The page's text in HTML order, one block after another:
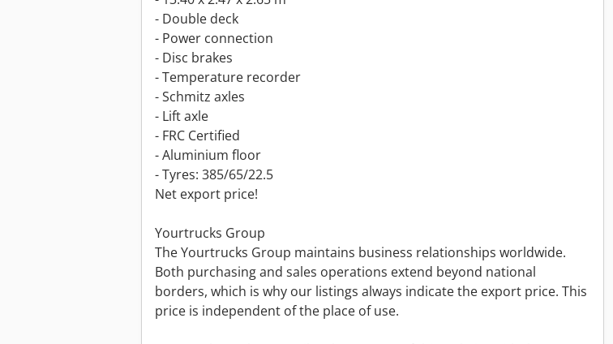
- Double deck
- Power connection
- Disc brakes
- Temperature recorder
- Schmitz axles
- Lift axle
- FRC Certified
- Aluminium floor
- Tyres: 385/65/22.5
Net export price!
Yourtrucks Group
The Yourtrucks Group maintains business relationships worldwide.
Both purchasing and sales operations extend beyond national
borders, which is why our listings always indicate the export price. This
price is independent of the place of use.